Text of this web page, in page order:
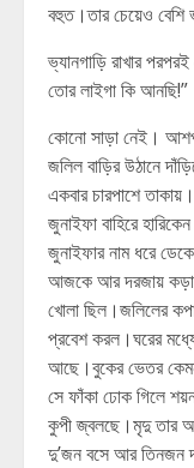
বহুত।তার চেয়েও
ভ্যানগাড়ি রাখার
তোর লাইগা কি আনছি!”
কোনো সাড়া নেই।
জলিল বাড়ির উঠানে
একবার চারপাশে
জুনাইফা বাহিরে
জুনাইফার নাম ধরে
আজকে আর দরজায় কড়া
খোলা ছিল।জলিলের
প্রবেশ করল।ঘরের
আছে।বুকের ভেতর
সে ফাঁকা ঢোক গিলে
কুপী জ্বলছে।মৃদু তার
দু’জন বসে আর তিনজন